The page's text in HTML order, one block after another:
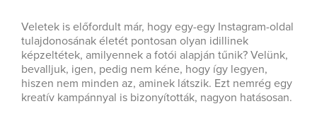
Veletek is előfordult már, hogy egy-egy Instagram-oldal
tulajdonosának életét pontosan olyan idillinek
képzeltétek, amilyennek a fotói alapján tűnik? Velünk,
bevalljuk, igen, pedig nem kéne, hogy így legyen,
hiszen nem minden az, aminek látszik. Ezt nemrég egy
kreatív kampánnyal is bizonyították, nagyon hatásosan.